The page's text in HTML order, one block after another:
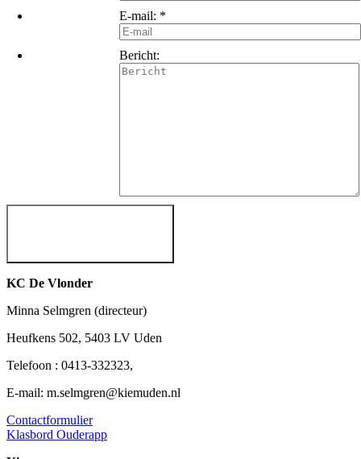
E-mail: *
Bericht:
KC De Vlonder
Minna Selmgren (directeur)
Heufkens 502, 5403 LV Uden
Telefoon : 0413-332323,
E-mail: m.selmgren@kiemuden.nl
Contactformulier
Klasbord Ouderapp